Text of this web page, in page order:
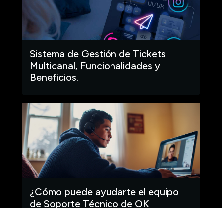
Sistema de Gestión de Tickets
Multicanal, Funcionalidades y
Beneficios.
¿Cómo puede ayudarte el equipo
de Soporte Técnico de OK